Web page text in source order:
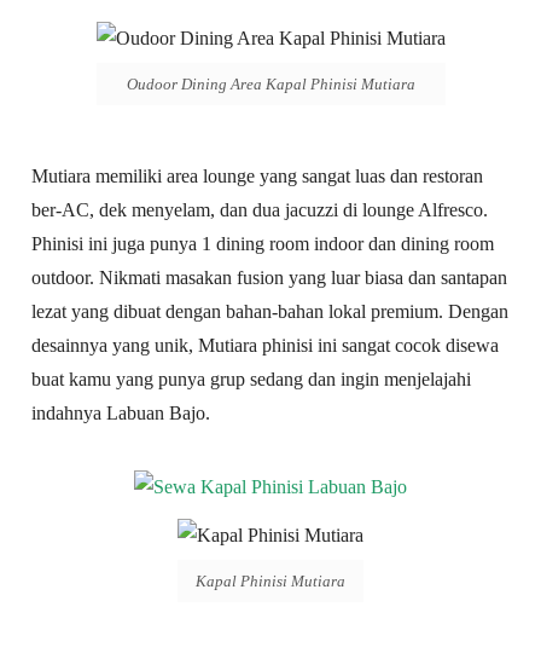
Oudoor Dining Area Kapal Phinisi Mutiara
Mutiara memiliki area lounge yang sangat luas dan restoran
ber-AC, dek menyelam, dan dua jacuzzi di lounge Alfresco.
Phinisi ini juga punya 1 dining room indoor dan dining room
outdoor. Nikmati masakan fusion yang luar biasa dan santapan
lezat yang dibuat dengan bahan-bahan lokal premium. Dengan
desainnya yang unik, Mutiara phinisi ini sangat cocok disewa
buat kamu yang punya grup sedang dan ingin menjelajahi
indahnya Labuan Bajo.
Kapal Phinisi Mutiara